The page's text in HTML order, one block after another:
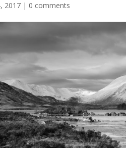
2017 | 0 comments